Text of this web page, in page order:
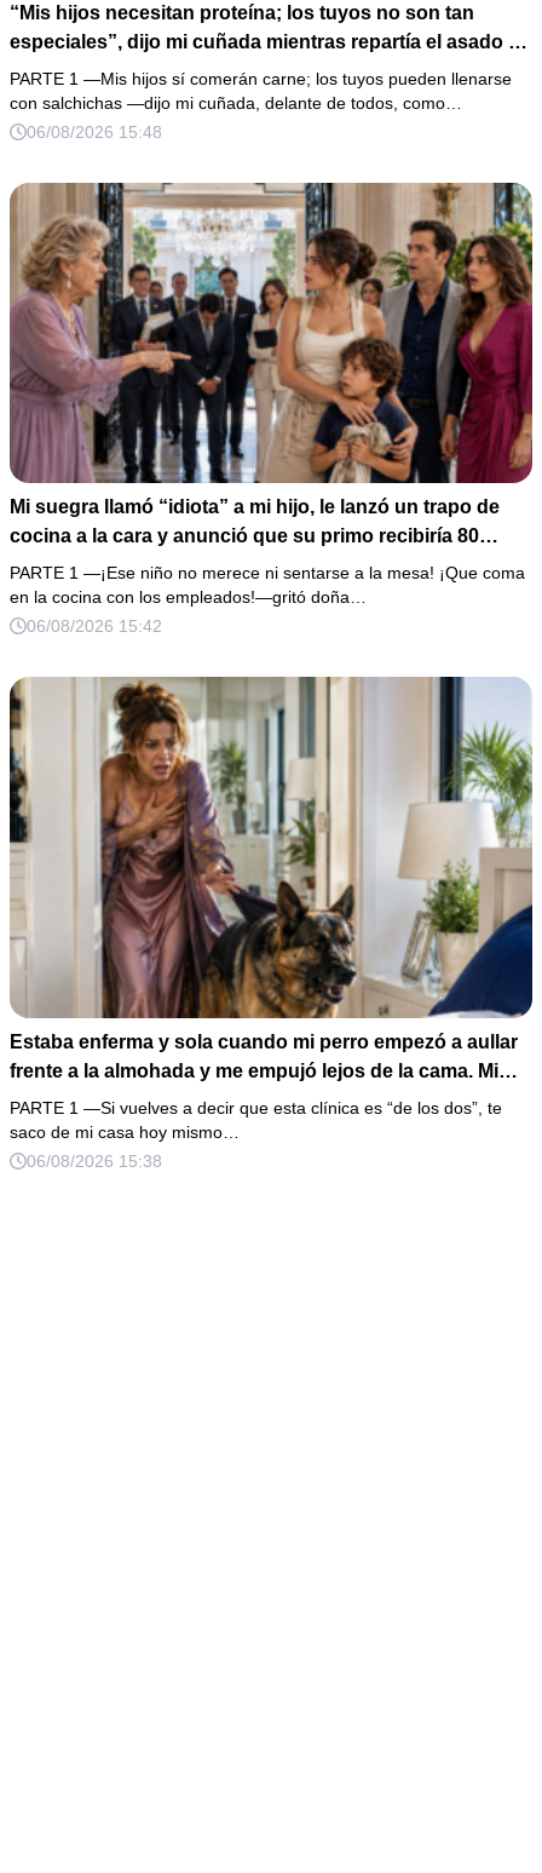
“Mis hijos necesitan proteína; los tuyos no son tan
especiales”, dijo mi cuñada mientras repartía el asado y
hacía llorar a mi hija. Mi esposo me pidió que no armara
un escándalo, así que guardé silencio, terminé un pastel
de boda de 8,000 pesos y coloqué sobre la mesa un
PARTE 1 —Mis hijos sí comerán carne; los tuyos pueden llenarse
con salchichas —dijo mi cuñada, delante de todos, como…
06/08/2026 15:48
Mi suegra llamó “idiota” a mi hijo, le lanzó un trapo de
cocina a la cara y anunció que su primo recibiría 80
millones y el 50% de las acciones: “Aprende cuál es tu
lugar”. Permanecí en silencio hasta que terminaron de
firmar; entonces mostré una grabación y alguien llamó a
PARTE 1 —¡Ese niño no merece ni sentarse a la mesa! ¡Que coma
en la cocina con los empleados!—gritó doña…
06/08/2026 15:42
Estaba enferma y sola cuando mi perro empezó a aullar
frente a la almohada y me empujó lejos de la cama. Mi
esposo regresó un día antes y susurró: “Acuéstate,
amor, yo te cuidaré”. Fingí obedecer, pero escondí una
grabadora bajo la cobija… Esa noche escuché por qué
PARTE 1 —Si vuelves a decir que esta clínica es “de los dos”, te
saco de mi casa hoy mismo…
06/08/2026 15:38